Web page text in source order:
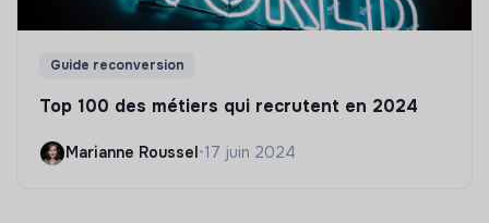
Guide reconversion
Top 100 des métiers qui recrutent en 2024
Marianne Roussel •17 juin 2024